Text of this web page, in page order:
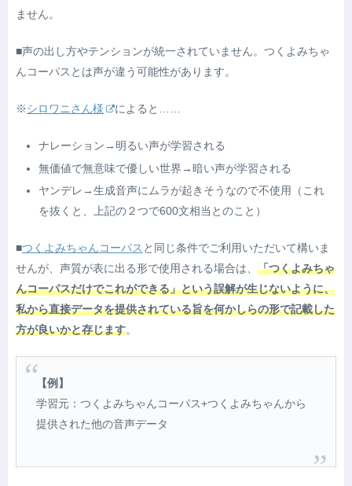
ません。
■声の出し方やテンションが統一されていません。つくよみちゃ
んコーパスとは声が違う可能性があります。
※シロワニさん様 によると……
ナレーション→明るい声が学習される
無価値で無意味で優しい世界→暗い声が学習される
ヤンデレ→生成音声にムラが起きそうなので不使用（これ
を抜くと、上記の２つで600文相当とのこと）
■つくよみちゃんコーパス と同じ条件でご利用いただいて構いま
せんが、声質が表に出る形で使用される場合は、 「つくよみちゃ
んコーパスだけでこれができる」という誤解が生じないように、
私から直接データを提供されている旨を何かしらの形で記載した
方が良いかと存じます。
【例】
学習元：つくよみちゃんコーパス+つくよみちゃんから
提供された他の音声データ